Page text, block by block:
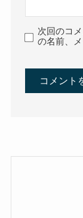
次回のコ
の名前、